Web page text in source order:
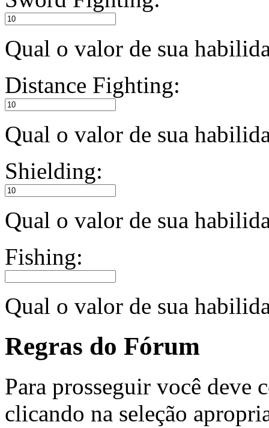
Qual o valor de sua
Distance Fighting:
Qual o valor de sua
Shielding:
Qual o valor de sua
Fishing:
Qual o valor de sua
Regras do Fórum
Para prosseguir você deve
clicando na seleção